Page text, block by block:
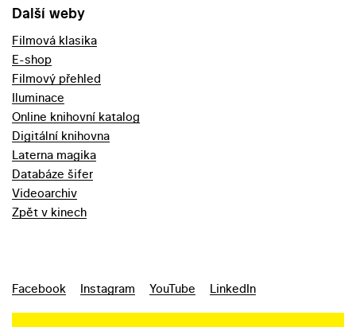
Další weby
Filmová klasika
E-shop
Filmový přehled
Iluminace
Online knihovní katalog
Digitální knihovna
Laterna magika
Databáze šifer
Videoarchiv
Zpět v kinech
Facebook Instagram YouTube LinkedIn